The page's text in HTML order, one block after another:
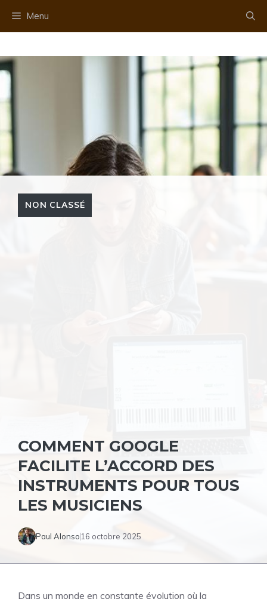
Menu
NON CLASSÉ
COMMENT GOOGLE
FACILITE L’ACCORD DES
INSTRUMENTS POUR TOUS
LES MUSICIENS
Paul Alonso 16 octobre 2025
Dans un monde en constante évolution où la